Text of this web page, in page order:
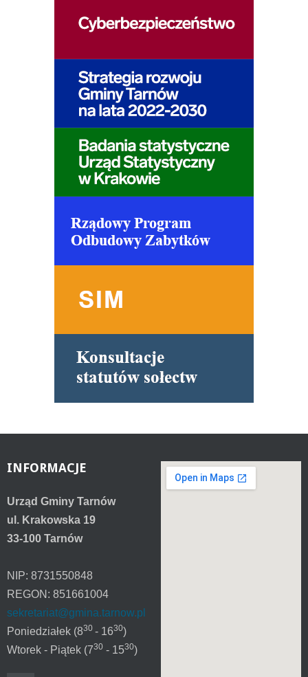
INFORMACJE
Urząd Gminy Tarnów
ul. Krakowska 19
33-100 Tarnów
NIP: 8731550848
REGON: 851661004
sekretariat@gmina.tarnow.pl
Poniedziałek (830 - 1630)
Wtorek - Piątek (730 - 1530)